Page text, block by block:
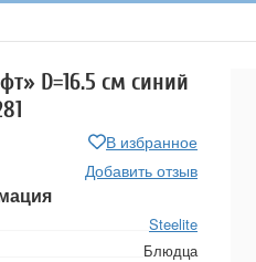
D=16.5 см синий
В избранное
Добавить отзыв
Steelite
Блюдца